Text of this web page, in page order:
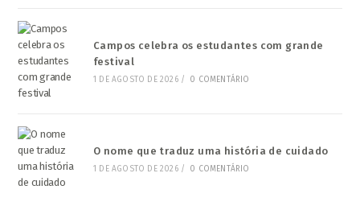
Campos celebra os estudantes com grande
festival
1 DE AGOSTO DE 2026 / 0 COMENTÁRIO
O nome que traduz uma história de cuidado
1 DE AGOSTO DE 2026 / 0 COMENTÁRIO